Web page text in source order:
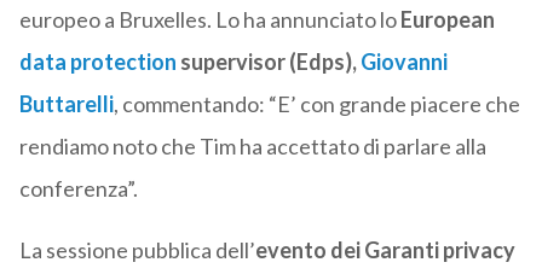
europeo a Bruxelles. Lo ha annunciato loEuropean
data protection supervisor (Edps),Giovanni
Buttarelli, commentando: “E’ con grande piacere che
rendiamo noto che Tim ha accettato di parlare alla
conferenza”.
La sessione pubblica dell’evento dei Garanti privacy